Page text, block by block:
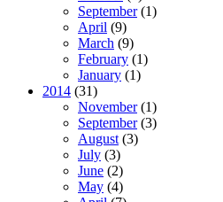
September (1)
April (9)
March (9)
February (1)
January (1)
2014 (31)
November (1)
September (3)
August (3)
July (3)
June (2)
May (4)